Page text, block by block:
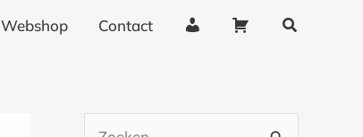
Webshop Contact
W
Zoeken